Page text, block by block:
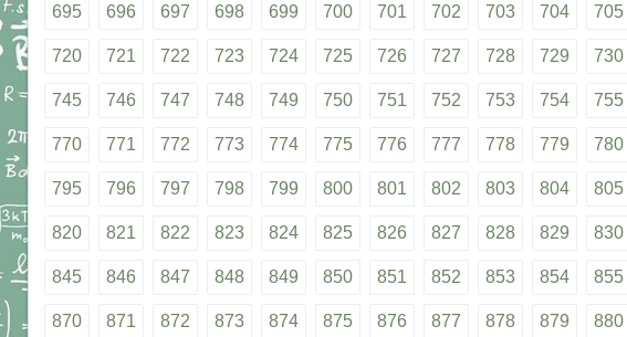
695 696 697 698 699 700 701 702 703 704 705
720 721 722 723 724 725 726 727 728 729 730
745 746 747 748 749 750 751 752 753 754 755
770 771 772 773 774 775 776 777 778 779 780
795 796 797 798 799 800 801 802 803 804 805
820 821 822 823 824 825 826 827 828 829 830
845 846 847 848 849 850 851 852 853 854 855
870 871 872 873 874 875 876 877 878 879 880